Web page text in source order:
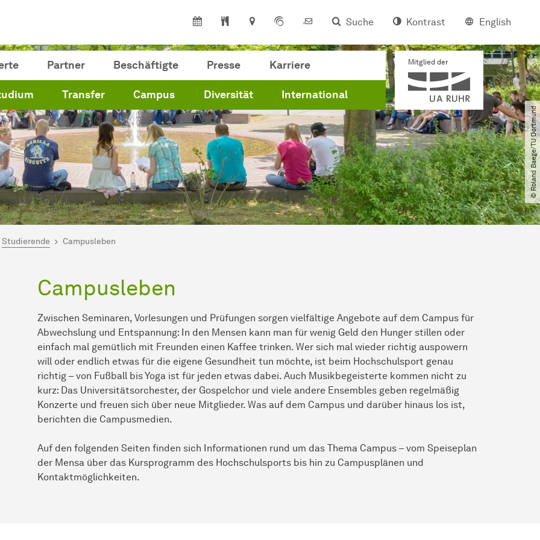
Suche Kontrast English
Partner Beschäftigte Presse Karriere
Transfer Campus Diversität International
Mitglied der
© Roland Baege​/​TU Dortmund
hier:
Studierende Campusleben
Campusleben
Zwischen Seminaren, Vorlesungen und Prüfungen sorgen vielfältige Angebote auf dem Campus für
Abwechslung und Entspannung: In den Mensen kann man für wenig Geld den Hunger stillen oder
einfach mal gemütlich mit Freunden einen Kaffee trinken. Wer sich mal wieder richtig auspowern
will oder endlich etwas für die eigene Gesundheit tun möchte, ist beim Hochschulsport genau
richtig – von Fußball bis Yoga ist für jeden etwas dabei. Auch Musikbegeisterte kommen nicht zu
kurz: Das Universitätsorchester, der Gospelchor und viele andere Ensembles geben regelmäßig
Konzerte und freuen sich über neue Mitglieder. Was auf dem Campus und darüber hinaus los ist,
berichten die Campusmedien.
Auf den folgenden Seiten finden sich Informationen rund um das Thema Campus – vom Speiseplan
der Mensa über das Kursprogramm des Hochschulsports bis hin zu Campusplänen und
Kontaktmöglichkeiten.